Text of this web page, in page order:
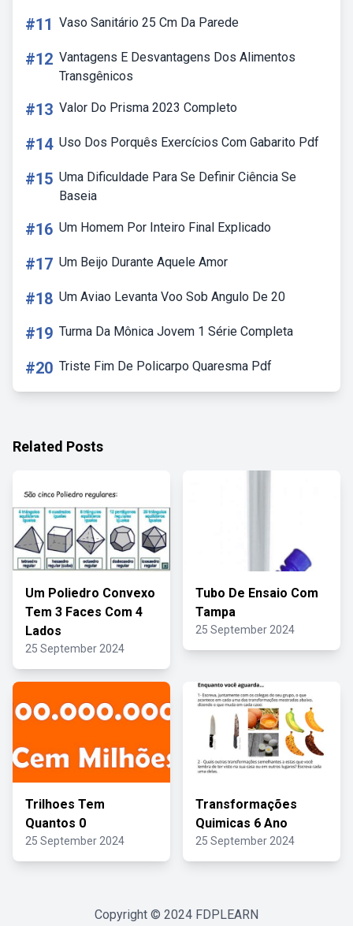
#11 Vaso Sanitário 25 Cm Da Parede
#12 Vantagens E Desvantagens Dos Alimentos
Transgênicos
#13 Valor Do Prisma 2023 Completo
#14 Uso Dos Porquês Exercícios Com Gabarito Pdf
#15 Uma Dificuldade Para Se Definir Ciência Se
Baseia
#16 Um Homem Por Inteiro Final Explicado
#17 Um Beijo Durante Aquele Amor
#18 Um Aviao Levanta Voo Sob Angulo De 20
#19 Turma Da Mônica Jovem 1 Série Completa
#20 Triste Fim De Policarpo Quaresma Pdf
Related Posts
Um Poliedro Convexo
Tem 3 Faces Com 4
Lados
25 September 2024
Tubo De Ensaio Com
Tampa
25 September 2024
Trilhoes Tem
Quantos 0
25 September 2024
Transformações
Quimicas 6 Ano
25 September 2024
Copyright © 2024 FDPLEARN